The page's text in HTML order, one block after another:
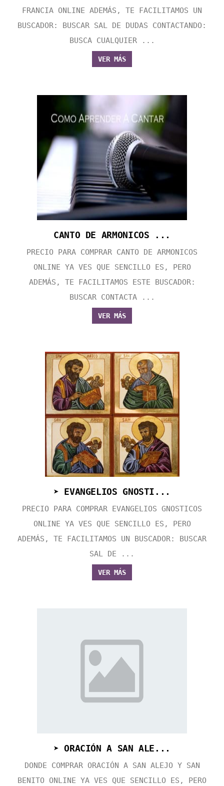
FRANCIA ONLINE ADEMÁS, TE FACILITAMOS UN
BUSCADOR: BUSCAR SAL DE DUDAS CONTACTANDO:
BUSCA CUALQUIER ...
VER MÁS
CANTO DE ARMONICOS ...
PRECIO PARA COMPRAR CANTO DE ARMONICOS
ONLINE YA VES QUE SENCILLO ES, PERO
ADEMÁS, TE FACILITAMOS ESTE BUSCADOR:
BUSCAR CONTACTA ...
VER MÁS
➤ EVANGELIOS GNOSTI...
PRECIO PARA COMPRAR EVANGELIOS GNOSTICOS
ONLINE YA VES QUE SENCILLO ES, PERO
ADEMÁS, TE FACILITAMOS UN BUSCADOR: BUSCAR
SAL DE ...
VER MÁS
➤ ORACIÓN A SAN ALE...
DONDE COMPRAR ORACIÓN A SAN ALEJO Y SAN
BENITO ONLINE YA VES QUE SENCILLO ES, PERO